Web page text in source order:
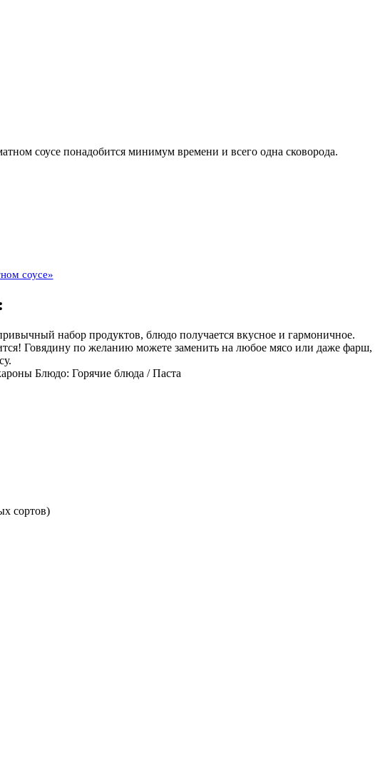
соусе понадобится минимум времени и всего одна сковорода.
соусе»
набор продуктов, блюдо получается вкусное и гармоничное.
Говядину по желанию можете заменить на любое мясо или даже фарш,
Блюдо: Горячие блюда / Паста
сортов)